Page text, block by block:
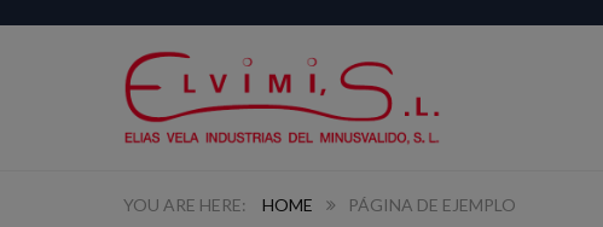
HOME PÁGINA DE EJEMPLO